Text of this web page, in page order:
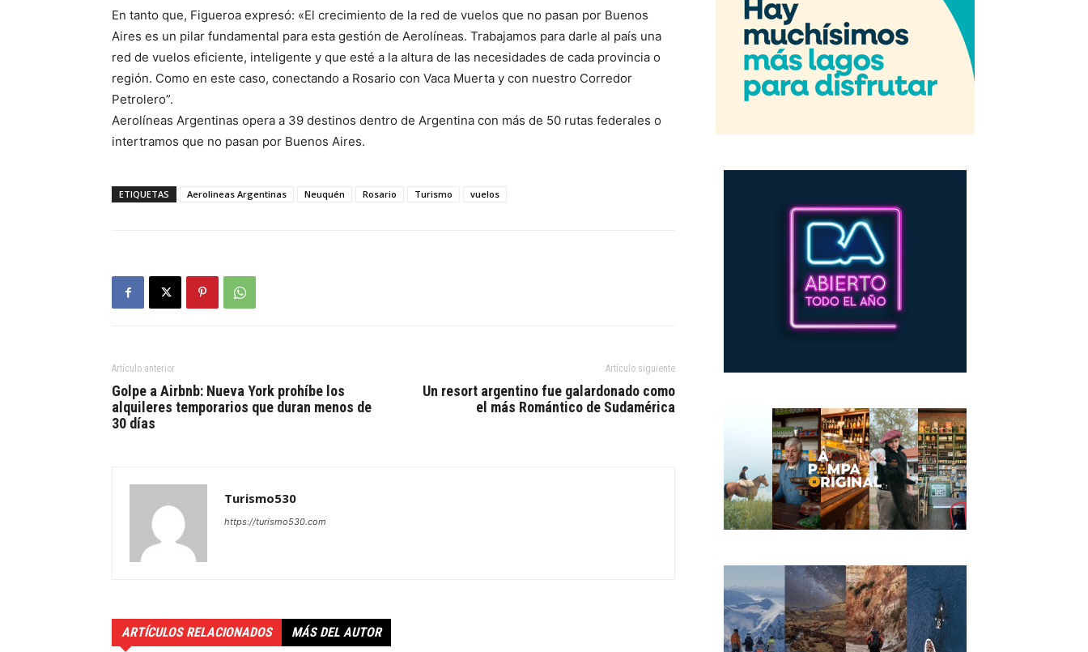
En tanto que, Figueroa expresó: «El crecimiento de la red de vuelos que no pasan por Buenos
Aires es un pilar fundamental para esta gestión de Aerolíneas. Trabajamos para darle al país una
red de vuelos eficiente, inteligente y que esté a la altura de las necesidades de cada provincia o
región. Como en este caso, conectando a Rosario con Vaca Muerta y con nuestro Corredor
Petrolero”.
Aerolíneas Argentinas opera a 39 destinos dentro de Argentina con más de 50 rutas federales o
intertramos que no pasan por Buenos Aires.
ETIQUETAS Aerolineas Argentinas Neuquén Rosario Turismo vuelos
Artículo anterior
Golpe a Airbnb: Nueva York prohíbe los
alquileres temporarios que duran menos de
30 días
Artículo siguiente
Un resort argentino fue galardonado como
el más Romántico de Sudamérica
Turismo530
https://turismo530.com
ARTÍCULOS RELACIONADOS MÁS DEL AUTOR